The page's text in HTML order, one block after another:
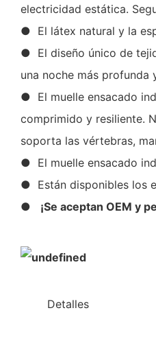
electricidad estática.
● El látex natural y la
● El diseño único de
una noche más profunda
● El muelle ensacado
comprimido y resiliente.
soporta las vértebras,
● El muelle ensacado
● Están disponibles los
●
¡Se aceptan OEM y
Detalles